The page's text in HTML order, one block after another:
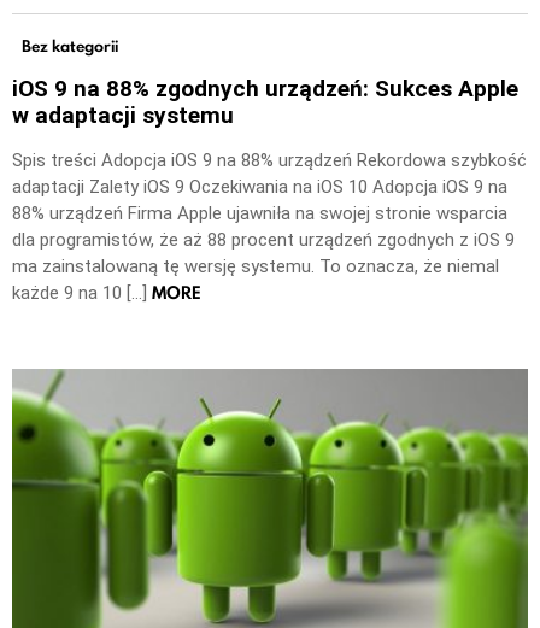
Bez kategorii
iOS 9 na 88% zgodnych urządzeń: Sukces Apple
w adaptacji systemu
Spis treści Adopcja iOS 9 na 88% urządzeń Rekordowa szybkość
adaptacji Zalety iOS 9 Oczekiwania na iOS 10 Adopcja iOS 9 na
88% urządzeń Firma Apple ujawniła na swojej stronie wsparcia
dla programistów, że aż 88 procent urządzeń zgodnych z iOS 9
ma zainstalowaną tę wersję systemu. To oznacza, że niemal
każde 9 na 10 […] MORE